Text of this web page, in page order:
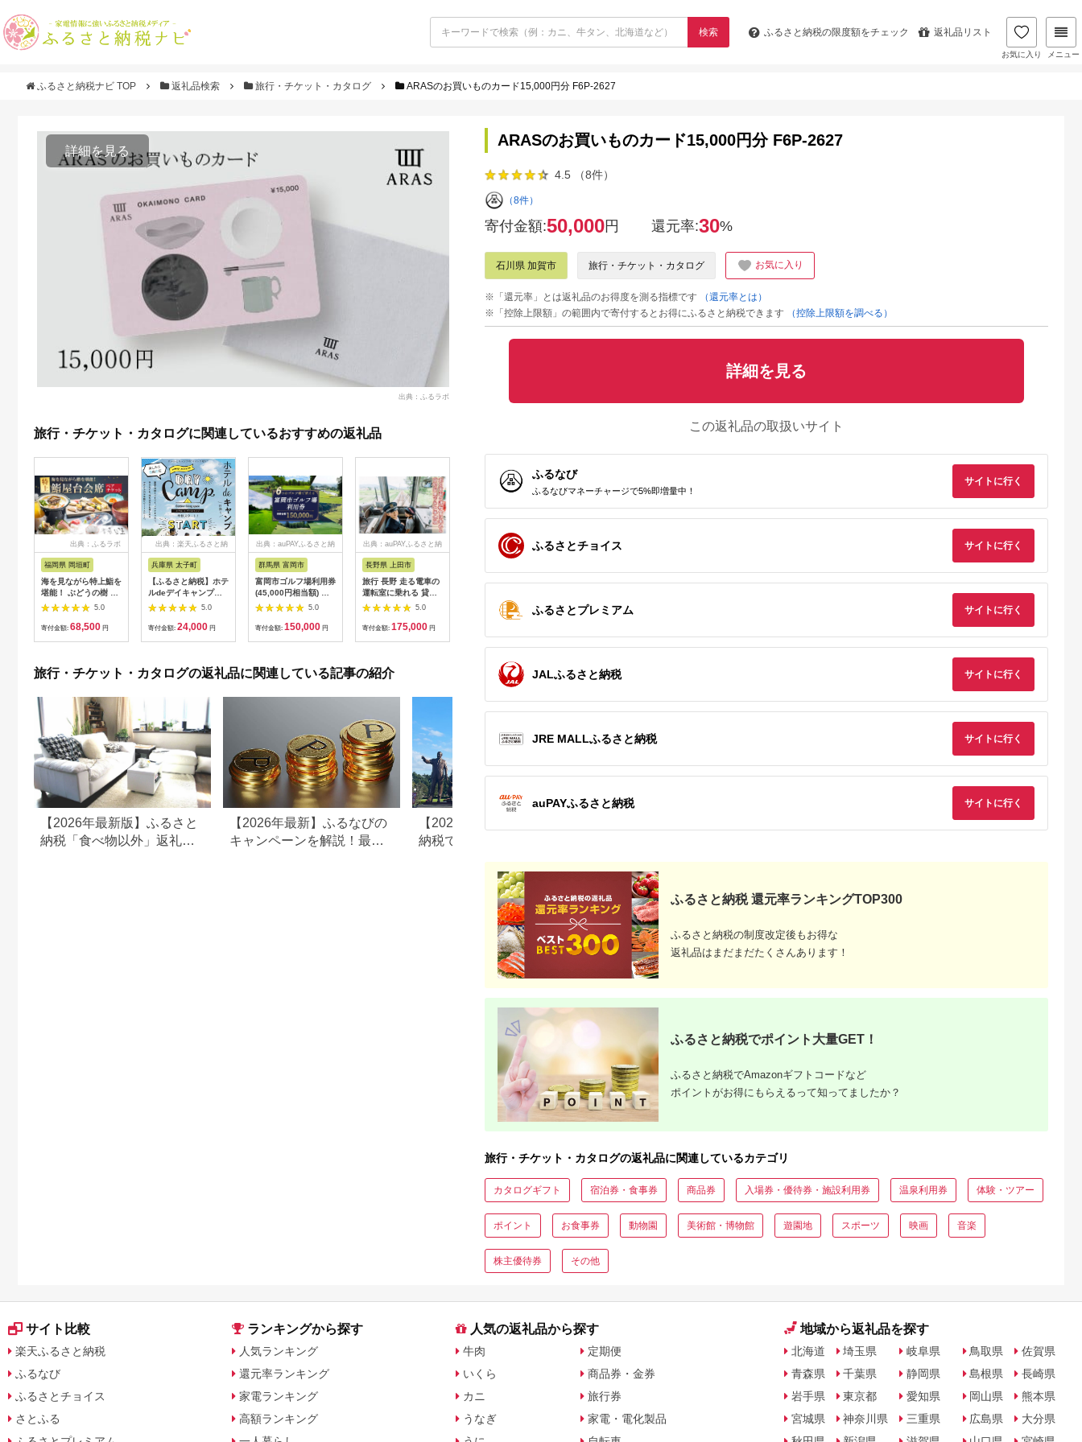
検索 ふるさと納税の限度額をチェック 返礼品リスト
お気に入り メニュー
ふるさと納税ナビ TOP 返礼品検索 旅行・チケット・カタログ ARASのお買いものカード15,000円分 F6P-2627
詳細を見る
出典：ふるラボ
旅行・チケット・カタログに関連しているおすすめの返礼品
出典：ふるラボ
福岡県 岡垣町
海を見ながら特上鮨を
堪能！ ぶどうの樹 鮨
屋台ペア お食事券 海
鮮 海 屋台 食事 ペア
福岡県 岡垣町
5.0
寄付金額: 68,500 円
出典：楽天ふるさと納
兵庫県 太子町
【ふるさと納税】ホテ
ルdeデイキャンプ体
験チケット
【1364991】
5.0
寄付金額: 24,000 円
出典：auPAYふるさと納
群馬県 富岡市
富岡市ゴルフ場利用券
(45,000円相当額) ゴ
ルフ チケット 平日 土
日 祝日 プレー券 関東
群馬県 首都圏 F20E-
5.0
寄付金額: 150,000 円
出典：auPAYふるさと納
長野県 上田市
旅行 長野 走る電車の
運転室に乗れる 貸切
列車でお仕事体験 体
験 チケット 電車 鉄道
列車 サービス 子供 子
5.0
寄付金額: 175,000 円
出典：dショッピングふ
るさと納税
富士カントリー可児ク
円分）【0018-007】
出典：auPAYふるさと納
伊東園ホテル・伊東園
テル松川館 ご宿泊券
1泊2日2食付き(1名様
【1044937】
159-2009-06 大磯迎
和風おかず おつまみ
お土産 父の日 贈答品
石垣島の自然を満喫！
出典：ふるラボ
北海道 富良野市
北海道富良野市 日本
旅行 地域限定旅行ク
300,000円
出典：auPAYふるさと
長野県 塩尻市
信州健康ランド ギフ
ト券（1000円券×9
枚） | 信州健康ラン
サウナ 大浴場 ボディ
ケア リラクゼーショ
ン 施設 宿泊 家族連
長野県 塩尻市
寄付金額:34,000
旅行・チケット・カタログの返礼品に関連している記事の紹介
【2026年最新版】ふるさと
納税「食べ物以外」返礼品
【2026年最新】ふるなびの
キャンペーンを解説！最大
【2026年最新版】ふるさと
納税でディズニー返礼品は
ト・公式グッズを徹底解説
ARASのお買いものカード15,000円分 F6P-2627
4.5 （8件）
（8件）
寄付金額:50,000円 還元率:30%
石川県 加賀市 旅行・チケット・カタログ お気に入り
※「還元率」とは返礼品のお得度を測る指標です
（還元率とは）
※「控除上限額」の範囲内で寄付するとお得にふるさと納税できます
（控除上限額を調べる）
詳細を見る
この返礼品の取扱いサイト
ふるなび
ふるなびマネーチャージで5%即増量中！
サイトに行く
ふるさとチョイス サイトに行く
ふるさとプレミアム サイトに行く
JALふるさと納税 サイトに行く
JRE MALLふるさと納税 サイトに行く
auPAYふるさと納税 サイトに行く
ふるさと納税 還元率ランキングTOP300
ふるさと納税の制度改定後もお得な
返礼品はまだまだたくさんあります！
ふるさと納税でポイント大量GET！
ふるさと納税でAmazonギフトコードなど
ポイントがお得にもらえるって知ってましたか？
旅行・チケット・カタログの返礼品に関連しているカテゴリ
カタログギフト 宿泊券・食事券 商品券 入場券・優待券・施設利用券 温泉利用券 体験・ツアー
ポイント お食事券 動物園 美術館・博物館 遊園地 スポーツ 映画 音楽
株主優待券 その他
サイト比較
楽天ふるさと納税
ふるなび
ふるさとチョイス
さとふる
ランキングから探す
人気ランキング
還元率ランキング
家電ランキング
高額ランキング
人気の返礼品から探す
牛肉
いくら
カニ
うなぎ
定期便
商品券・金券
旅行券
家電・電化製品
地域から返礼品を探す
北海道
青森県
岩手県
宮城県
埼玉県
千葉県
東京都
神奈川県
岐阜県
静岡県
愛知県
三重県
鳥取県
島根県
岡山県
広島県
佐賀県
長崎県
熊本県
大分県